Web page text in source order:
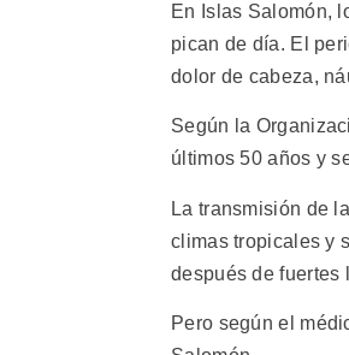
En Islas Salomón,
pican de día. El
dolor de cabeza,
Según la
últimos 50 años y
La transmisión de
climas tropicales y
después de fuertes
Pero según el